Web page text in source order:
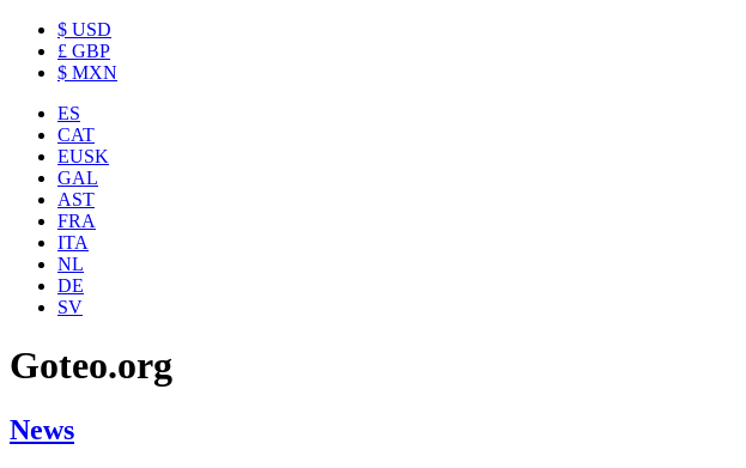
$ USD
£ GBP
$ MXN
ES
CAT
EUSK
GAL
AST
FRA
ITA
NL
DE
SV
Goteo.org
News